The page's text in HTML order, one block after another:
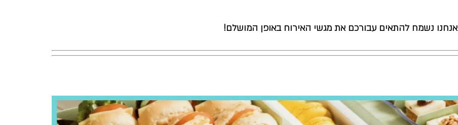
אנחנו נשמח להתאים עבורכם את מגשי האירוח באופן המושלם!